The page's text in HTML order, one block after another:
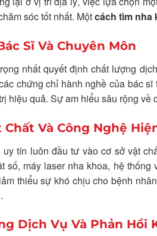
sóc tốt nhất. Mộtcách tìm nha
Sĩ Và Chuyên Môn
nhất quyết định chất lượng
chứng chỉ hành nghề của bác
hiệu quả. Sự am hiểu sâu rộng về
Chất Và Công Nghệ
uy tín luôn đầu tư vào cơ sở vật
số, máy laser nha khoa, hệ
thiểu sự khó chịu cho bệnh
Dịch Vụ Và Phản Hồi